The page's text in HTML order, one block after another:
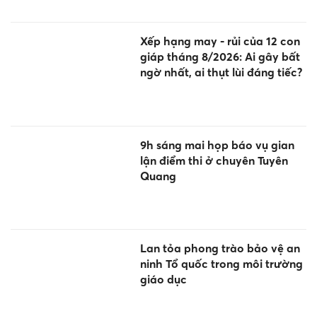
Xếp hạng may - rủi của 12 con
giáp tháng 8/2026: Ai gây bất
ngờ nhất, ai thụt lùi đáng tiếc?
9h sáng mai họp báo vụ gian
lận điểm thi ở chuyên Tuyên
Quang
Lan tỏa phong trào bảo vệ an
ninh Tổ quốc trong môi trường
giáo dục